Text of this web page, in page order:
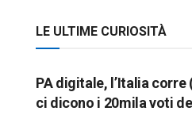
LE ULTIME CURIOSITÀ
PA digitale, l’Italia
ci dicono i 20mila voti